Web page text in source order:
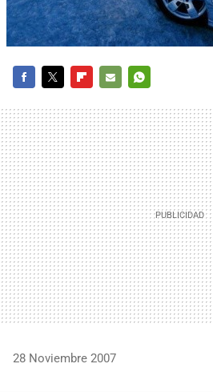
MAIL
28 Noviembre 2007